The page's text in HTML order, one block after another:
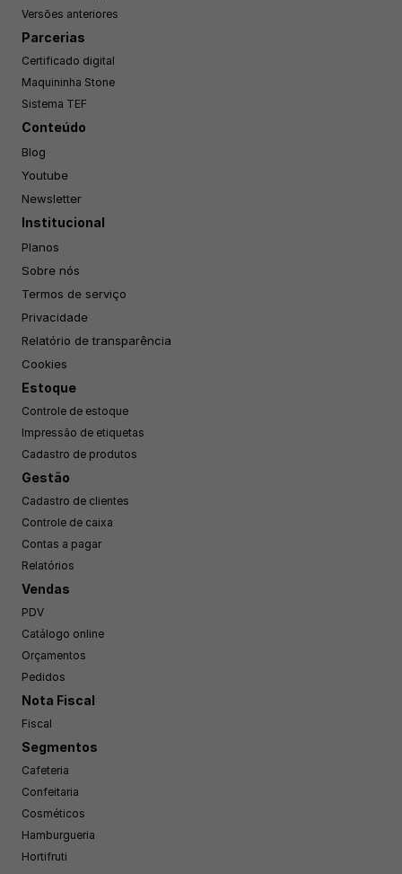
Versões anteriores
Parcerias
Certificado digital
Maquininha Stone
Sistema TEF
Conteúdo
Blog
Youtube
Newsletter
Institucional
Planos
Sobre nós
Termos de serviço
Privacidade
Relatório de transparência
Cookies
Estoque
Controle de estoque
Impressão de etiquetas
Cadastro de produtos
Gestão
Cadastro de clientes
Controle de caixa
Contas a pagar
Relatórios
Vendas
PDV
Catálogo online
Orçamentos
Pedidos
Nota Fiscal
Fiscal
Segmentos
Cafeteria
Confeitaria
Cosméticos
Hamburgueria
Hortifruti